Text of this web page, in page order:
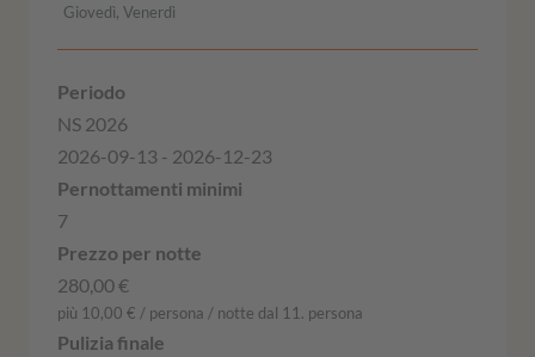
Giovedì, Venerdì
NS 2026
2026-09-13 - 2026-12-23
7
280,00 €
più 10,00 € / persona / notte dal 11. persona